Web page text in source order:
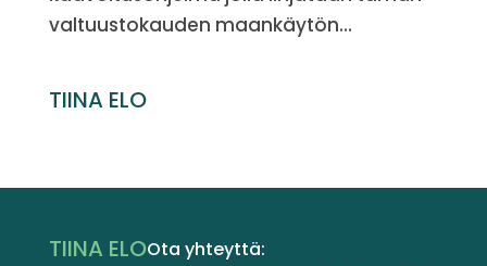
valtuustokauden maankäytön...
TIINA ELO
TIINA ELOOta yhteyttä: